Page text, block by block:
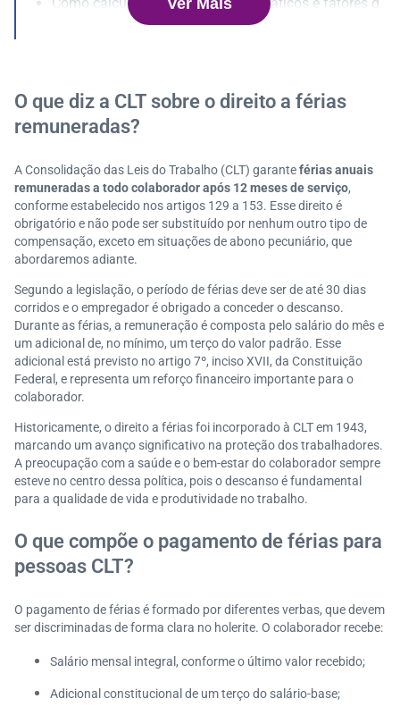
ue alteram o valor
Abono pecuniário: quando é possível vender parte da
s férias?
Prazo para pagamento de férias e consequências do
Dicas para organizar o orçamento durante as férias
Procurando por um emprego? Confira as vagas na S
erasa Experian
Perguntas frequentes
O que diz a CLT sobre o direito a férias
remuneradas?
A Consolidação das Leis do Trabalho (CLT) garanteférias anuais
remuneradas a todo colaborador após 12 meses de serviço,
conforme estabelecido nos artigos 129 a 153. Esse direito é
obrigatório e não pode ser substituído por nenhum outro tipo de
compensação, exceto em situações de abono pecuniário, que
abordaremos adiante.
Segundo a legislação, o período de férias deve ser de até 30 dias
corridos e o empregador é obrigado a conceder o descanso.
Durante as férias, a remuneração é composta pelo salário do mês e
um adicional de, no mínimo, um terço do valor padrão. Esse
adicional está previsto no artigo 7º, inciso XVII, da Constituição
Federal, e representa um reforço financeiro importante para o
colaborador.
Historicamente, o direito a férias foi incorporado à CLT em 1943,
marcando um avanço significativo na proteção dos trabalhadores.
A preocupação com a saúde e o bem-estar do colaborador sempre
esteve no centro dessa política, pois o descanso é fundamental
para a qualidade de vida e produtividade no trabalho.
O que compõe o pagamento de férias para
pessoas CLT?
O pagamento de férias é formado por diferentes verbas, que devem
ser discriminadas de forma clara no holerite. O colaborador recebe:
Salário mensal integral, conforme o último valor recebido;
Adicional constitucional de um terço do salário-base;